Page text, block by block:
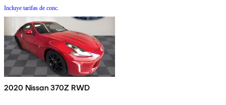
Incluye tarifas de conc.
2020 Nissan 370Z RWD